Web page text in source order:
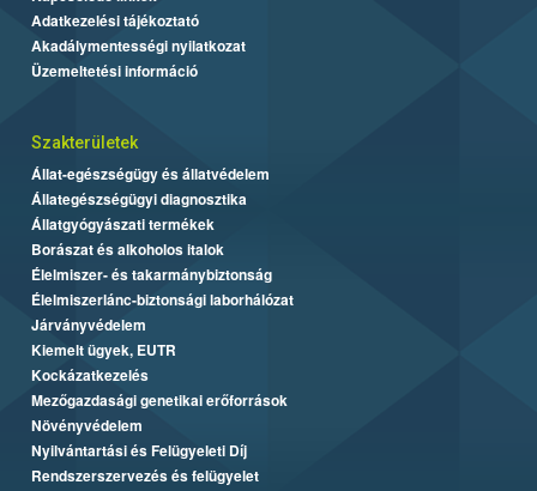
Adatkezelési tájékoztató
Akadálymentességi nyilatkozat
Üzemeltetési információ
Szakterületek
Állat-egészségügy és állatvédelem
Állategészségügyi diagnosztika
Állatgyógyászati termékek
Borászat és alkoholos italok
Élelmiszer- és takarmánybiztonság
Élelmiszerlánc-biztonsági laborhálózat
Járványvédelem
Kiemelt ügyek, EUTR
Kockázatkezelés
Mezőgazdasági genetikai erőforrások
Növényvédelem
Nyilvántartási és Felügyeleti Díj
Rendszerszervezés és felügyelet